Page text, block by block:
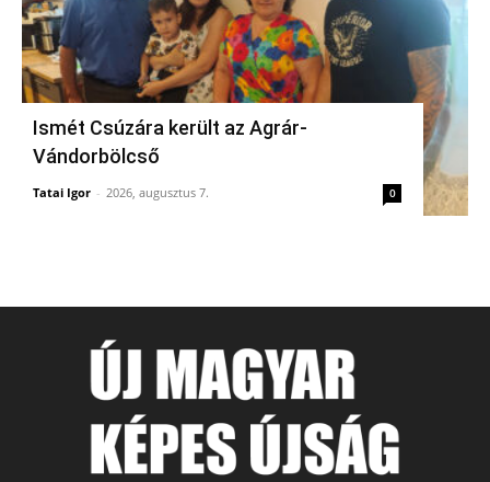
Ismét Csúzára került az Agrár-
Vándorbölcső
Tatai Igor - 2026, augusztus 7. 0